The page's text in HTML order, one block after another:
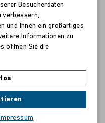
Besucherdaten
verbessern,
und Ihnen ein großartiges
Informationen zu
öffnen Sie die
Impressum